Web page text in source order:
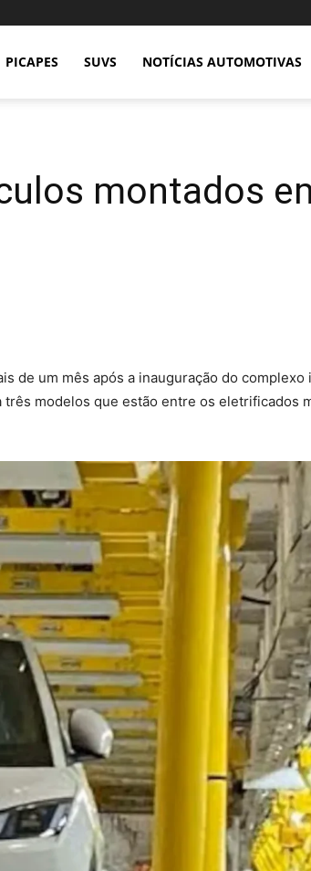
PICAPES SUVS NOTÍCIAS AUTOMOTIVAS
montados
de um mês após a inauguração do
três modelos que estão entre os eletrificados